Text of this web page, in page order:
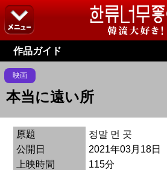
作品ガイド
映画
本当に遠い所
原題
정말 먼 곳
公開日
2021年03月18日
上映時間
115分